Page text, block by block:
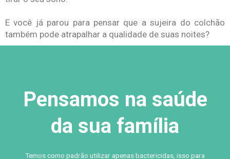
E você já parou para pensar que a sujeira do colchão
também pode atrapalhar a qualidade de suas noites?
Pensamos na saúde
da sua família
Temos como padrão utilizar apenas bactericidas, isso para